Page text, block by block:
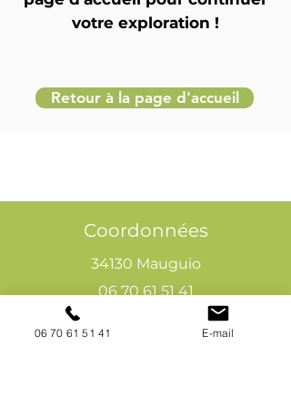
votre exploration !
Retour à la page d'accueil
Coordonnées
34130 Mauguio
06 70 61 51 41
cogivia@gmail.com
06 70 61 51 41 E-mail